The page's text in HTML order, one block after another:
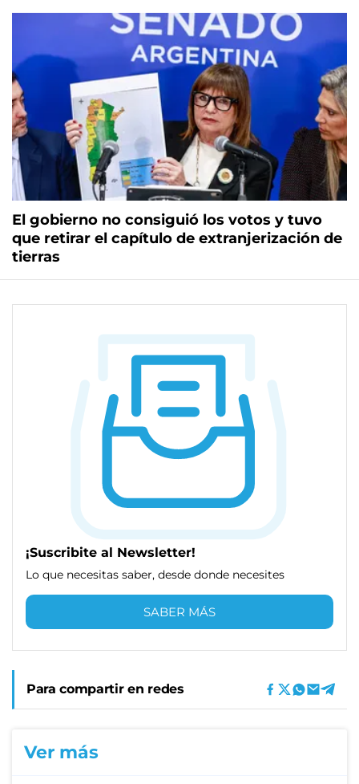
El gobierno no consiguió los votos y tuvo
que retirar el capítulo de extranjerización de
tierras
¡Suscribite al Newsletter!
Lo que necesitas saber, desde donde necesites
SABER MÁS
Para compartir en redes
Ver más